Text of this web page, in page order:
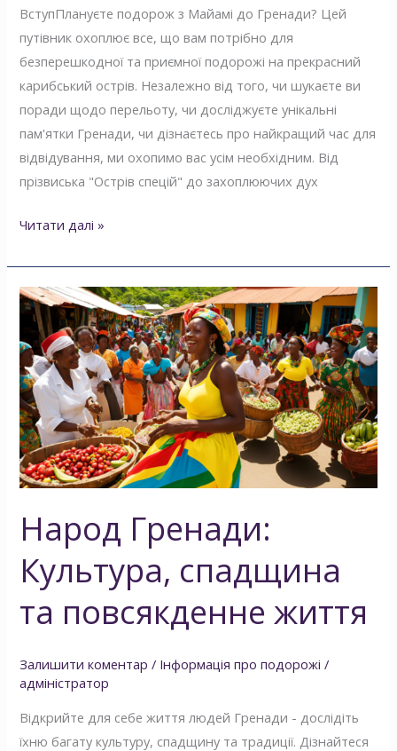
ВступПлануєте подорож з Майамі до Гренади? Цей
путівник охоплює все, що вам потрібно для
безперешкодної та приємної подорожі на прекрасний
карибський острів. Незалежно від того, чи шукаєте ви
поради щодо перельоту, чи досліджуєте унікальні
пам'ятки Гренади, чи дізнаєтесь про найкращий час для
відвідування, ми охопимо вас усім необхідним. Від
прізвиська "Острів спецій" до захоплюючих дух
Читати далі »
Народ Гренади:
Культура, спадщина
та повсякденне життя
Залишити коментар / Інформація про подорожі /
адміністратор
Відкрийте для себе життя людей Гренади - дослідіть
їхню багату культуру, спадщину та традиції. Дізнайтеся
Народ
Гренади:
Культура,
спадщина
та
повсякденне
життя